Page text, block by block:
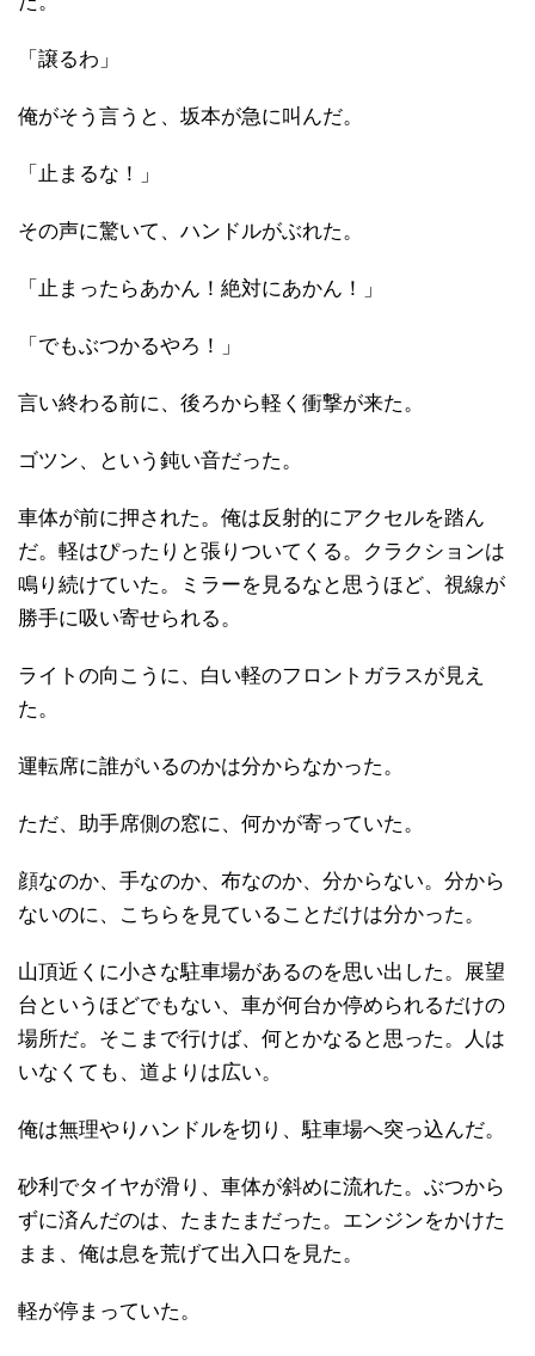
「譲るわ」
俺がそう言うと、坂本が急に叫んだ。
「止まるな！」
その声に驚いて、ハンドルがぶれた。
「止まったらあかん！絶対にあかん！」
「でもぶつかるやろ！」
言い終わる前に、後ろから軽く衝撃が来た。
ゴツン、という鈍い音だった。
車体が前に押された。俺は反射的にアクセルを踏ん
だ。軽はぴったりと張りついてくる。クラクションは
鳴り続けていた。ミラーを見るなと思うほど、視線が
勝手に吸い寄せられる。
ライトの向こうに、白い軽のフロントガラスが見え
た。
運転席に誰がいるのかは分からなかった。
ただ、助手席側の窓に、何かが寄っていた。
顔なのか、手なのか、布なのか、分からない。分から
ないのに、こちらを見ていることだけは分かった。
山頂近くに小さな駐車場があるのを思い出した。展望
台というほどでもない、車が何台か停められるだけの
場所だ。そこまで行けば、何とかなると思った。人は
いなくても、道よりは広い。
俺は無理やりハンドルを切り、駐車場へ突っ込んだ。
砂利でタイヤが滑り、車体が斜めに流れた。ぶつから
ずに済んだのは、たまたまだった。エンジンをかけた
まま、俺は息を荒げて出入口を見た。
軽が停まっていた。